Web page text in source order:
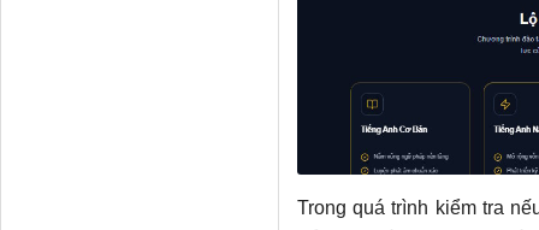
Trong quá trình kiểm tra